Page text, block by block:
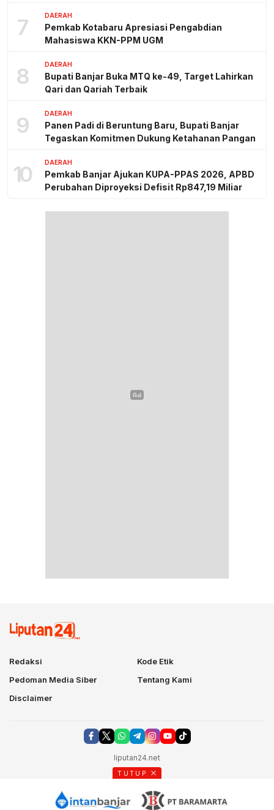
7 DAERAH
Pemkab Kotabaru Apresiasi Pengabdian
Mahasiswa KKN-PPM UGM
8 DAERAH
Bupati Banjar Buka MTQ ke-49, Target Lahirkan
Qari dan Qariah Terbaik
9 DAERAH
Panen Padi di Beruntung Baru, Bupati Banjar
Tegaskan Komitmen Dukung Ketahanan Pangan
10 DAERAH
Pemkab Banjar Ajukan KUPA-PPAS 2026, APBD
Perubahan Diproyeksi Defisit Rp847,19 Miliar
Redaksi
Kode Etik
Pedoman Media Siber
Tentang Kami
Disclaimer
liputan24.net
TUTUP